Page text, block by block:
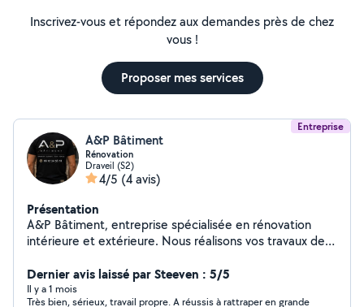
Inscrivez-vous et répondez aux demandes près de chez
vous !
Proposer mes services
Entreprise
A&P Bâtiment
Rénovation
Draveil (S2)
4/5 (4 avis)
Présentation
A&P Bâtiment, entreprise spécialisée en rénovation
intérieure et extérieure. Nous réalisons vos travaux de
sols et aménagements avec sérieux et
professionnalisme. Intervention en Île-de-France. Devis
Dernier avis laissé par Steeven : 5/5
Il y a 1 mois
Très bien, sérieux, travail propre. A réussis à rattraper en grande